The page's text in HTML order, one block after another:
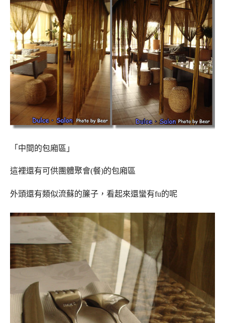
「中間的包廂區」
這裡還有可供團體聚會(餐)的包廂區
外頭還有類似流蘇的簾子，看起來還蠻有fu的呢